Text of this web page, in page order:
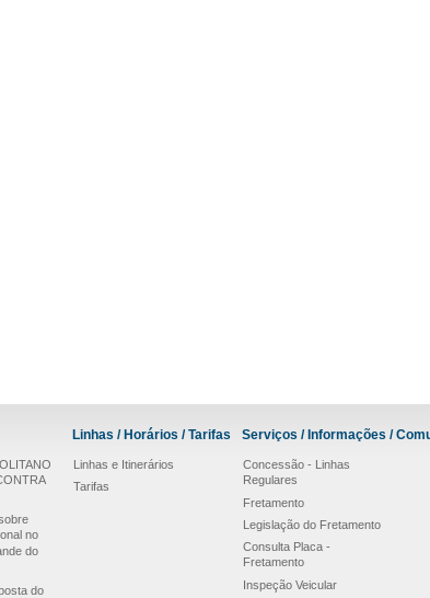
no
do
do
Linhas / Horários / Tarifas
Linhas e Itinerários
Tarifas
Serviços / Informações /
Concessão - Linhas
Regulares
Fretamento
Legislação do Fretamento
Consulta Placa -
Fretamento
Inspeção Veicular